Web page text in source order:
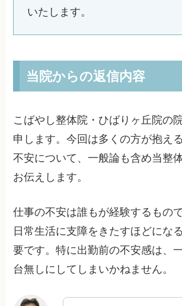
いたします。
当院からの返信内容
こばやし整体院・ひばりヶ丘院の
申します。今回は多くの方が抱え
不安について、一般論も含め当整
お伝えします。
仕事の不安は誰もが経験するもの
日常生活に支障をきたすほどにな
要です。特に出勤前の不安感は、
台無しにしてしまいかねません。